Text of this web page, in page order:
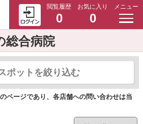
閲覧履歴
0
お気に入り
0
メニュー
総合病院
ポットを絞り込む
ページであり、各店舗への問い合わせは当